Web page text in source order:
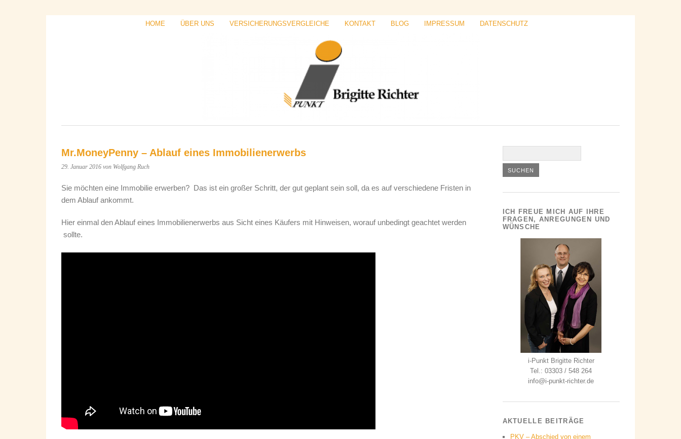
HOME ÜBER UNS VERSICHERUNGSVERGLEICHE KONTAKT BLOG IMPRESSUM DATENSCHUTZ
Mr.MoneyPenny – Ablauf eines Immobilienerwerbs
29. Januar 2016 von Wolfgang Ruch
Sie möchten eine Immobilie erwerben? Das ist ein großer Schritt, der gut geplant sein soll, da es auf verschiedene Fristen in
dem Ablauf ankommt.
Hier einmal den Ablauf eines Immobilienerwerbs aus Sicht eines Käufers mit Hinweisen, worauf unbedingt geachtet werden
sollte.
ICH FREUE MICH AUF IHRE
FRAGEN, ANREGUNGEN UND
WÜNSCHE
i-Punkt Brigitte Richter
Tel.: 03303 / 548 264
info@i-punkt-richter.de
AKTUELLE BEITRÄGE
PKV – Abschied von einem